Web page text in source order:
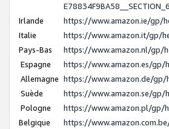
Irlande
https://www.amazon.ie/gp/
Italie
https://www.amazon.it/gp/
Pays-Bas
https://www.amazon.nl/gp/
Espagne
https://www.amazon.es/gp/
Allemagne https://www.amazon.de/
Suède
https://www.amazon.se/gp/
Pologne
https://www.amazon.pl/gp/
Belgique
https://